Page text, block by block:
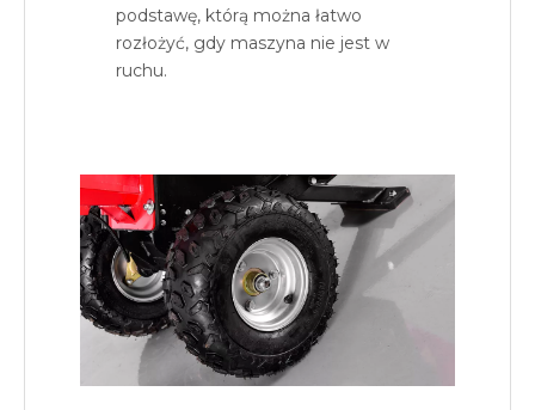
podstawę, którą można łatwo
rozłożyć, gdy maszyna nie jest w
ruchu.